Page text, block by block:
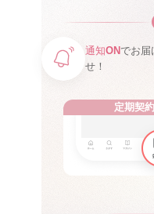
通知ONでお届
せ！
定期契